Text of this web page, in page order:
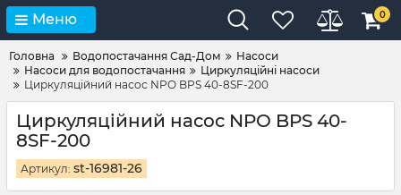
Меню 0
Головна Водопостачання Сад-Дом
Насоси
Насоси для водопостачання
Циркуляційні насоси
Циркуляційний насос NPO BPS 40-8SF-200
Циркуляційний насос NPO BPS 40-
8SF-200
Артикул: st-16981-26